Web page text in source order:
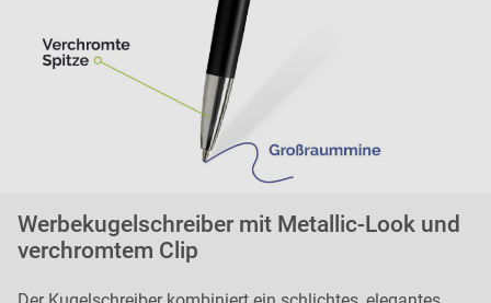
Werbekugelschreiber mit Metallic-Look und
verchromtem Clip